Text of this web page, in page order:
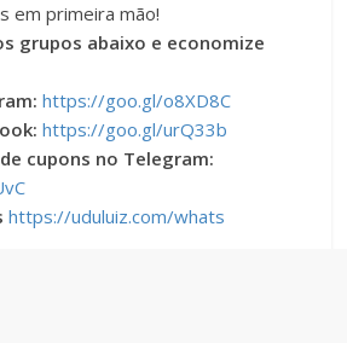
em primeira mão!
grupos abaixo e economize
https://goo.gl/o8XD8C
https://goo.gl/urQ33b
cupons no Telegram:
https://uduluiz.com/whats